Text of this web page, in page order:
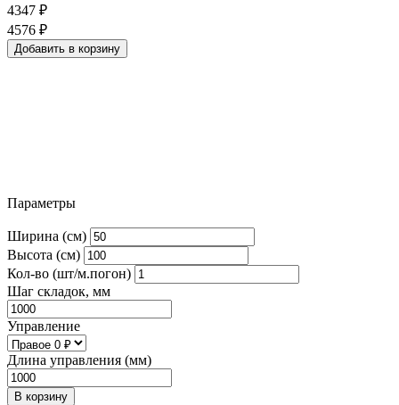
4347 ₽
4576 ₽
Добавить в корзину
Параметры
Ширина (см)
Высота (см)
Кол-во (шт/м.погон)
Шаг складок, мм
Управление
Длина управления (мм)
В корзину